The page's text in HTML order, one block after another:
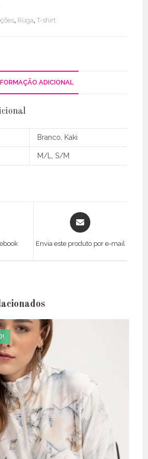
, Rüga,T-shirt
ADICIONAL
Branco, Kaki
M/L, S/M
Opens
in
Envia este produto por e-mail